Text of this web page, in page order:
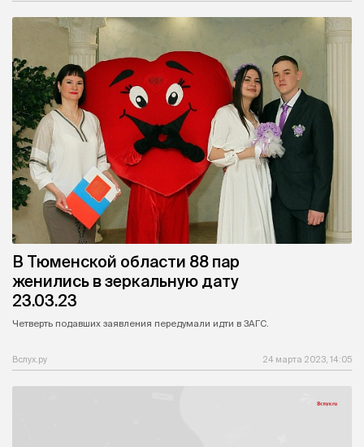
В Тюменской области 88 пар
женились в зеркальную дату
23.03.23
Четверть подавших заявления передумали идти в ЗАГС.
Вслух.ру 24 марта 2023, 14:05